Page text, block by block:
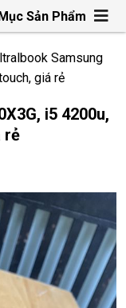
Sản Phẩm
Samsung
giá rẻ
i5 4200u,
rẻ